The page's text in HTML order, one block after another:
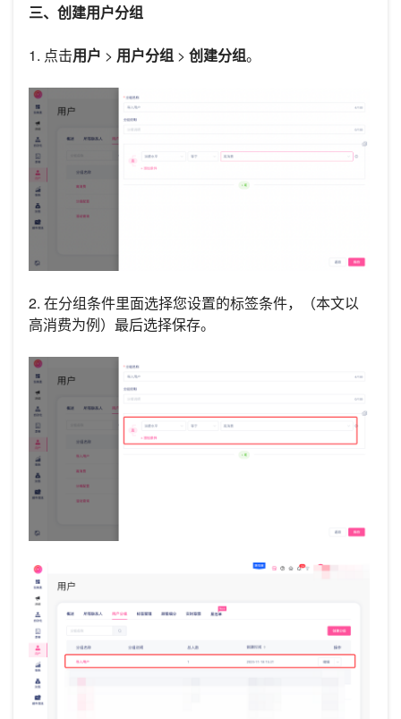
三、创建用户分组
1. 点击用户 > 用户分组 > 创建分组。
2. 在分组条件里面选择您设置的标签条件，（本文以
高消费为例）最后选择保存。